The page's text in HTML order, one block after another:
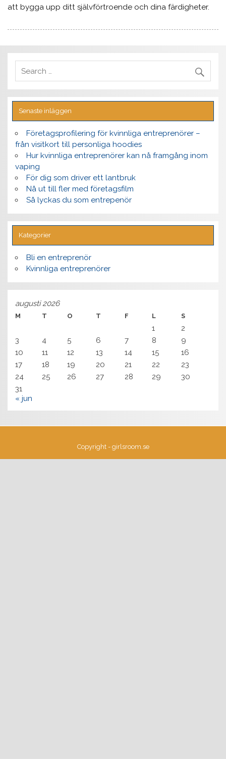
att bygga upp ditt självförtroende och dina färdigheter.
Senaste inläggen
Företagsprofilering för kvinnliga entreprenörer –
från visitkort till personliga hoodies
Hur kvinnliga entreprenörer kan nå framgång inom
vaping
För dig som driver ett lantbruk
Nå ut till fler med företagsfilm
Så lyckas du som entrepenör
Kategorier
Bli en entreprenör
Kvinnliga entreprenörer
augusti 2026
M T O T F L S
1
2
3
4 5 6 7 8
9
10
11 12 13 14 15
16
17
18 19 20 21 22
23
24
25 26 27 28 29
30
31
« jun